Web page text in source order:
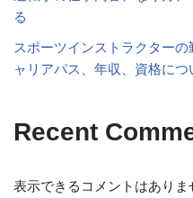
る
スポーツインストラクター
ャリアパス、年収、資格につ
Recent
表示できるコメントはありま